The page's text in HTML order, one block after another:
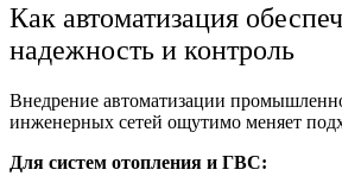
Как автоматизация
надежность и контроль
Внедрение автоматизации
инженерных сетей ощутимо меняет
Для систем отопления и ГВС: